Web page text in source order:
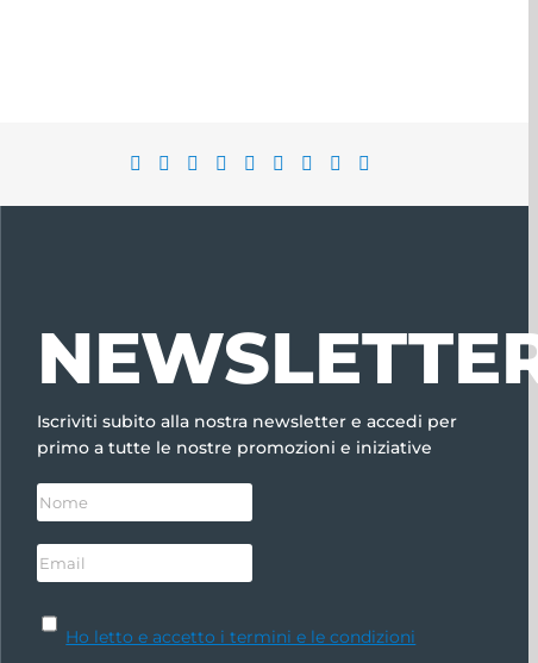
Iscriviti subito alla nostra newsletter e accedi per
primo a tutte le nostre promozioni e iniziative
Ho letto e accetto i termini e le condizioni